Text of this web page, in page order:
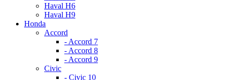
Haval H6
Haval H9
Honda
Accord
- Accord 7
- Accord 8
- Accord 9
Civic
- Civic 10